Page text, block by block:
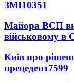
ЗМІ10351
Майора ВСП
військовому в
Київ про
прецедент7599